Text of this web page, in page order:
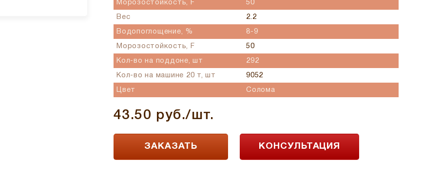
Морозостойкость, F 50
Вес 2.2
Водопоглощение, % 8-9
Морозостойкость, F 50
Кол-во на поддоне, шт 292
Кол-во на машине 20 т, шт 9052
Цвет Солома
43.50 руб./шт.
ЗАКАЗАТЬ КОНСУЛЬТАЦИЯ